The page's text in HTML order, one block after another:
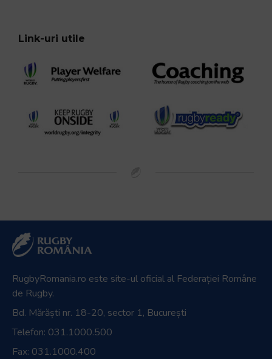
Link-uri utile
RugbyRomania.ro este site-ul oficial al Federației Române
de Rugby.
Bd. Mărăști nr. 18-20, sector 1, București
Telefon: 031.1000.500
Fax: 031.1000.400